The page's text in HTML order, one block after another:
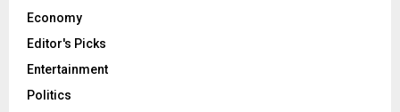
Economy
Editor's Picks
Entertainment
Politics